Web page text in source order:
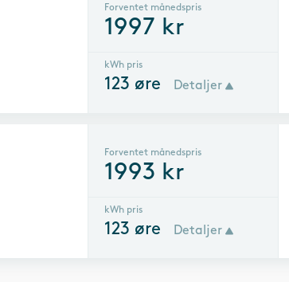
Forventet månedspris
1997 kr
kWh pris
123 øre Detaljer
Forventet månedspris
1993 kr
kWh pris
123 øre Detaljer